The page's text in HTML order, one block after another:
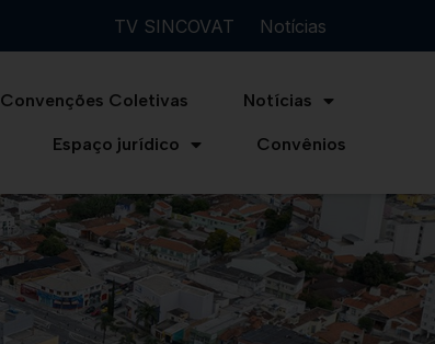
TV SINCOVAT Notícias
Convenções Coletivas Notícias
Espaço jurídico Convênios